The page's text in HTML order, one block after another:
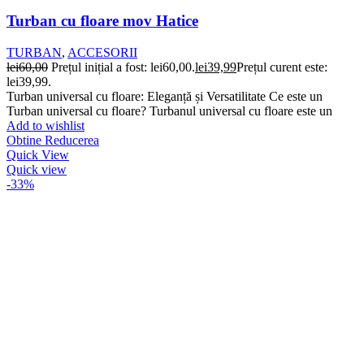
Turban cu floare mov Hatice
TURBAN, ACCESORII
lei60,00 Prețul inițial a fost: lei60,00.lei39,99Prețul curent este:
lei39,99.
Turban universal cu floare: Eleganță și Versatilitate Ce este un
Turban universal cu floare? Turbanul universal cu floare este un
Add to wishlist
Obtine Reducerea
Quick View
Quick view
-33%